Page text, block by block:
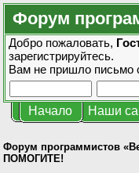
Форум
Добро пожаловать,
зарегистрируйтесь.
Вам не пришло письмо
Начало Наши
Форум программистов
ПОМОГИТЕ!